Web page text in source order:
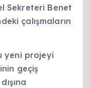
Sekreteri Benet
çalışmaların
yeni projeyi
geçiş